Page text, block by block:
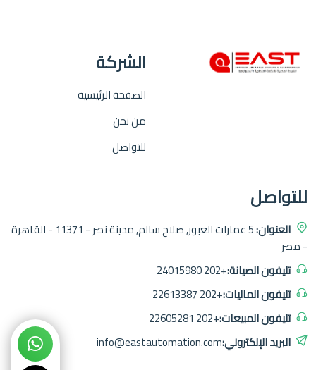
الشركة
الصفحة الرئيسية
من نحن
للتواصل
للتواصل
العنوان:
5 عمارات العبور, صلاح سالم, مدينة نصر - 11371 - القاهرة
- مصر
تليفون الصيانة:+202 24015980
تليفون الماليات:+202 22613387
تليفون المبيعات:+202 22605281
البريد الإلكتروني:info@eastautomation.com